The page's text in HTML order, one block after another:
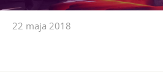
22 maja 2018